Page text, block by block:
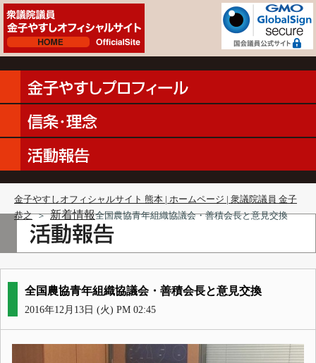
金子やすしオフィシャルサイト 熊本 | ホームページ | 衆議院議員 金子
恭之 ＞ 新着情報全国農協青年組織協議会・善積会長と意見交換
全国農協青年組織協議会・善積会長と意見交換
2016年12月13日 (火) PM 02:45